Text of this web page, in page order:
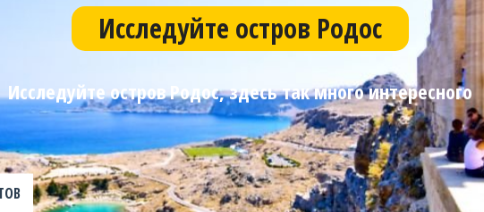
Исследуйте остров Родос
Исследуйте остров Родос, здесь так много интересного